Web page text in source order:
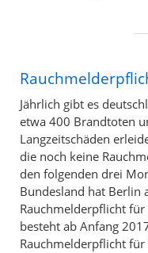
Jährlich gibt es
etwa 400 Brandtoten
Langzeitschäden
die noch keine
den folgenden drei
Bundesland hat Berlin
Rauchmelderpflicht
besteht ab Anfang
Rauchmelderpflicht